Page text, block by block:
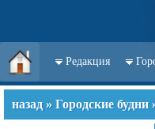
Редакция
назад » Городские будни